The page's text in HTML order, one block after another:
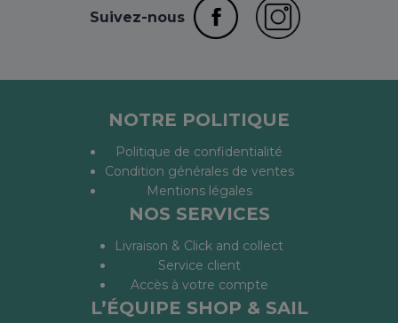
Suivez-nous
NOTRE POLITIQUE
Politique de confidentialité
Condition générales de ventes
Mentions légales
NOS SERVICES
Livraison & Click and collect
Service client
Accès à votre compte
L’ÉQUIPE SHOP & SAIL